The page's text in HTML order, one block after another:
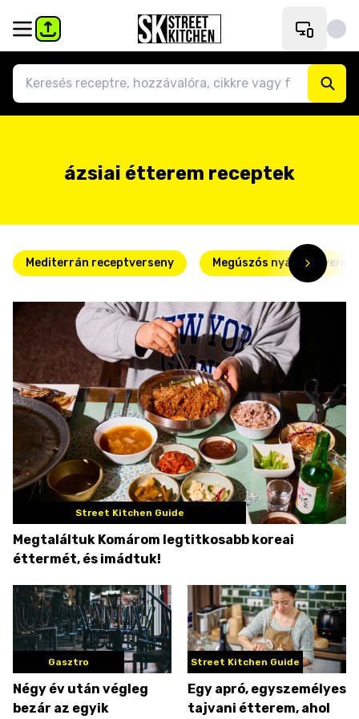
ázsiai étterem receptek
Mediterrán receptverseny Megúszós nyári
Street Kitchen Guide
Megtaláltuk Komárom legtitkosabb koreai
éttermét, és imádtuk!
Gasztro
Négy év után végleg
bezár az egyik
Street Kitchen Guide
Egy apró, egyszemélyes
tajvani étterem, ahol